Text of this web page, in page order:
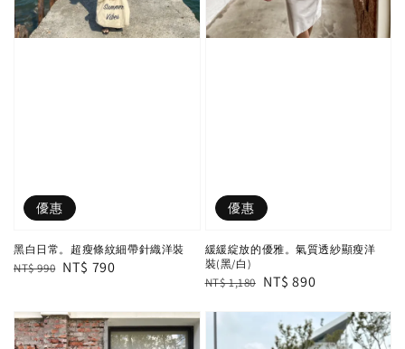
優惠
黑白日常。超瘦條紋細帶針織洋裝
Regular
NT$ 990 Sale
NT$ 790
優惠
緩緩綻放的優雅。氣質透紗顯瘦洋
裝(黑/白)
Regular
NT$ 1,180 Sale
NT$ 890